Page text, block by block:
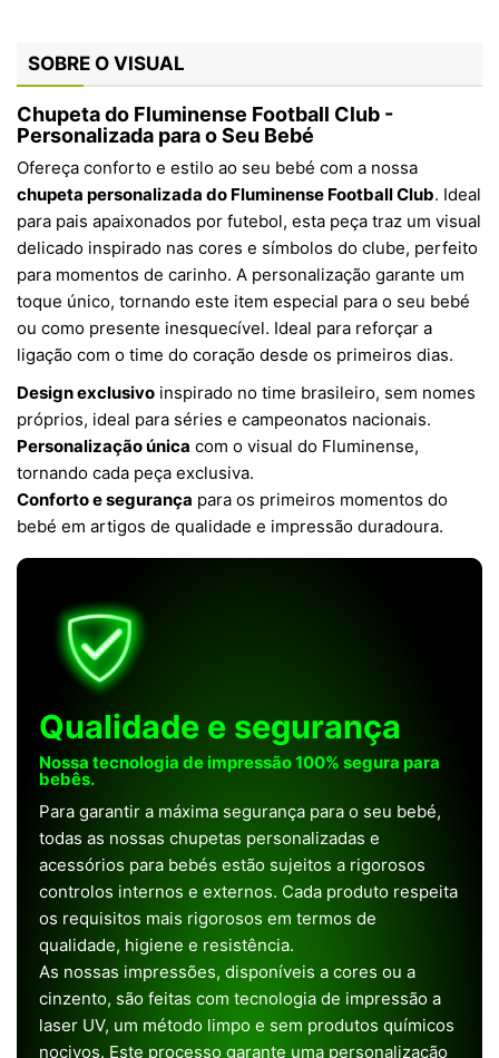
SOBRE O VISUAL
Chupeta do Fluminense Football Club -
Personalizada para o Seu Bebé
Ofereça conforto e estilo ao seu bebé com a nossa
chupeta personalizada do Fluminense Football Club. Ideal
para pais apaixonados por futebol, esta peça traz um visual
delicado inspirado nas cores e símbolos do clube, perfeito
para momentos de carinho. A personalização garante um
toque único, tornando este item especial para o seu bebé
ou como presente inesquecível. Ideal para reforçar a
ligação com o time do coração desde os primeiros dias.
Design exclusivo inspirado no time brasileiro, sem nomes
próprios, ideal para séries e campeonatos nacionais.
Personalização única com o visual do Fluminense,
tornando cada peça exclusiva.
Conforto e segurança para os primeiros momentos do
bebé em artigos de qualidade e impressão duradoura.
Qualidade e segurança
Nossa tecnologia de impressão 100% segura para
bebês.
Para garantir a máxima segurança para o seu bebé,
todas as nossas chupetas personalizadas e
acessórios para bebés estão sujeitos a rigorosos
controlos internos e externos. Cada produto respeita
os requisitos mais rigorosos em termos de
qualidade, higiene e resistência.
As nossas impressões, disponíveis a cores ou a
cinzento, são feitas com tecnologia de impressão a
laser UV, um método limpo e sem produtos químicos
nocivos. Este processo garante uma personalização